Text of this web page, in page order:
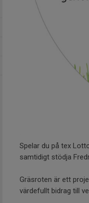
Spelar du på tex
samtidigt stödja
Gräsroten är ett
värdefullt bidrag till